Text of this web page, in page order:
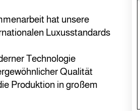
hat unsere
Luxusstandards
Technologie
Qualität
Produktion in großem